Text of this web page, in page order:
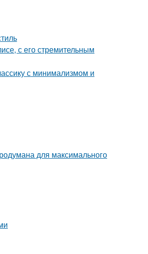
с его стремительным
с минимализмом и
для максимального